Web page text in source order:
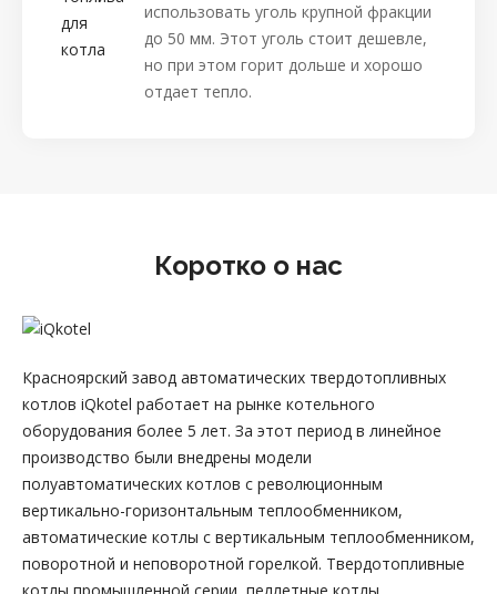
использовать уголь крупной фракции
до 50 мм. Этот уголь стоит дешевле,
но при этом горит дольше и хорошо
отдает тепло.
Коротко о нас
Красноярский завод автоматических твердотопливных
котлов iQkotel работает на рынке котельного
оборудования более 5 лет. За этот период в линейное
производство были внедрены модели
полуавтоматических котлов с революционным
вертикально-горизонтальным теплообменником,
автоматические котлы с вертикальным теплообменником,
поворотной и неповоротной горелкой. Твердотопливные